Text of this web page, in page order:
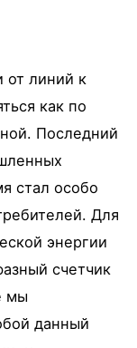
от линий к
как по
Последний
стал особо
Для
энергии
счетчик
мы
данный